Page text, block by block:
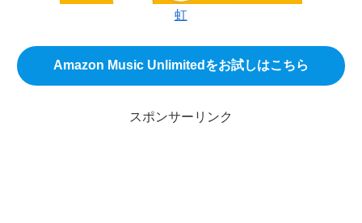
虹
Amazon Music Unlimitedをお試しはこちら
スポンサーリンク